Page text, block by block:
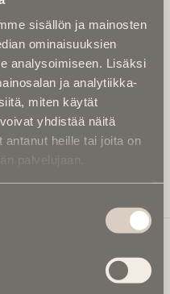
sisällön ja mainosten
ominaisuuksien
analysoimiseen. Lisäksi
ja analytiikka-
miten käytät
yhdistää näitä
antanut heille tai joita on
palvelujaan.
niin saat kaksi kertaa
ja varmistat,
huomaamatta.
mihinkään.
haluat uutiskirjeen